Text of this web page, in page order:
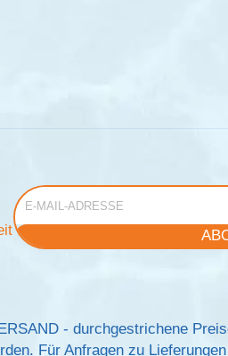
E-Mail-Adresse
- durchgestrichene
Für Anfragen zu